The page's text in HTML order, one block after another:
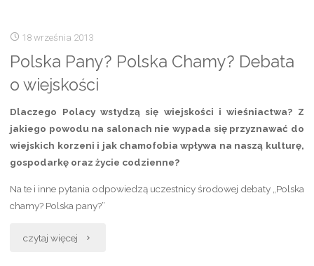
promocyjną
Roztocza
zagranicą”
18 września 2013
Polska Pany? Polska Chamy? Debata
o wiejskości
Dlaczego Polacy wstydzą się wiejskości i wieśniactwa? Z
jakiego powodu na salonach nie wypada się przyznawać do
wiejskich korzeni i jak chamofobia wpływa na naszą kulturę,
gospodarkę oraz życie codzienne?
Na te i inne pytania odpowiedzą uczestnicy środowej debaty „Polska
chamy? Polska pany?”
czytaj więcej „Polska